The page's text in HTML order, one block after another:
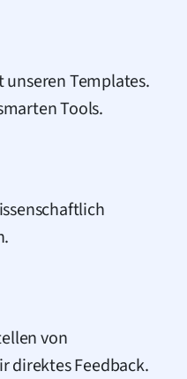
Templates.
Tools.
von
direktes Feedback.